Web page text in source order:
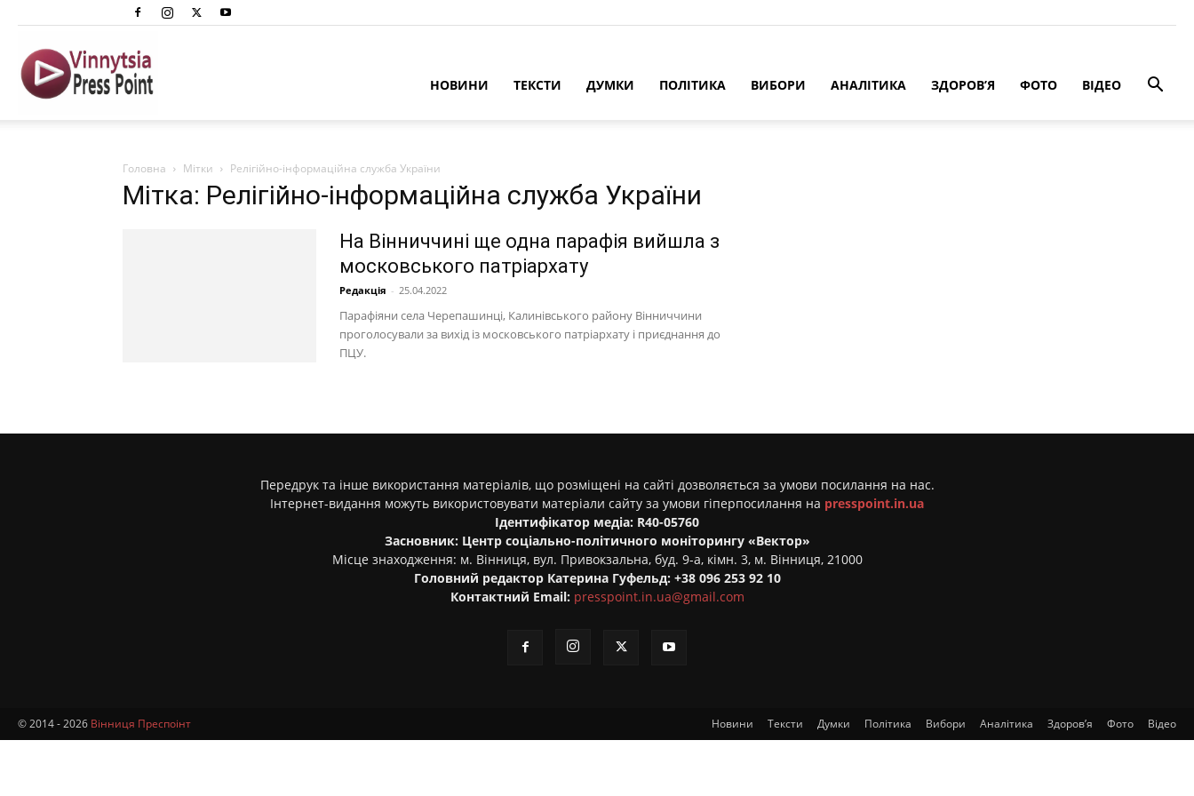
Преспоінт
НОВИНИ ТЕКСТИ ДУМКИ ПОЛІТИКА ВИБОРИ АНАЛІТИКА ЗДОРОВ’Я ФОТО ВІДЕО
Головна Мітки Релігійно-інформаційна служба України
Мітка: Релігійно-інформаційна служба України
На Вінниччині ще одна парафія вийшла з
московського патріархату
Редакція - 25.04.2022
Парафіяни села Черепашинці, Калинівського району Вінниччини
проголосували за вихід із московського патріархату і приєднання до
ПЦУ.
Передрук та інше використання матеріалів, що розміщені на сайті дозволяється за умови посилання на нас.
Інтернет-видання можуть використовувати матеріали сайту за умови гіперпосилання на presspoint.in.ua
Ідентифікатор медіа: R40-05760
Засновник: Центр соціально-політичного моніторингу «Вектор»
Місце знаходження: м. Вінниця, вул. Привокзальна, буд. 9-а, кімн. 3, м. Вінниця, 21000
Головний редактор Катерина Гуфельд: +38 096 253 92 10
Контактний Email: presspoint.in.ua@gmail.com
Новини Тексти Думки Політика Вибори Аналітика Здоров’я Фото Відео
© 2014 - 2026 Вінниця Преспоінт